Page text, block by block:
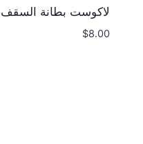
لاكوست بطانة السقف
$8.00